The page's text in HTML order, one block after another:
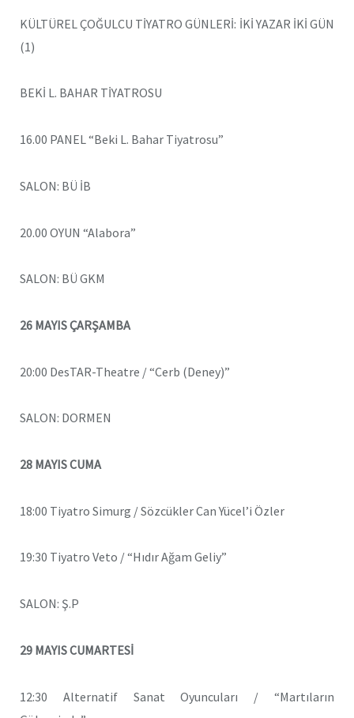
KÜLTÜREL ÇOĞULCU TİYATRO GÜNLERİ: İKİ YAZAR İKİ GÜN
(1)
BEKİ L. BAHAR TİYATROSU
16.00 PANEL “Beki L. Bahar Tiyatrosu”
SALON: BÜ İB
20.00 OYUN “Alabora”
SALON: BÜ GKM
26 MAYIS ÇARŞAMBA
20:00 DesTAR-Theatre / “Cerb (Deney)”
SALON: DORMEN
28 MAYIS CUMA
18:00 Tiyatro Simurg / Sözcükler Can Yücel’i Özler
19:30 Tiyatro Veto / “Hıdır Ağam Geliy”
SALON: Ş.P
29 MAYIS CUMARTESİ
12:30 Alternatif Sanat Oyuncuları / “Martıların